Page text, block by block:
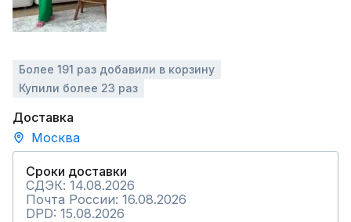
Более 191 раз добавили в корзину
Купили более 23 раз
Доставка
Москва
Сроки доставки
СДЭК: 14.08.2026
Почта России: 16.08.2026
DPD: 15.08.2026